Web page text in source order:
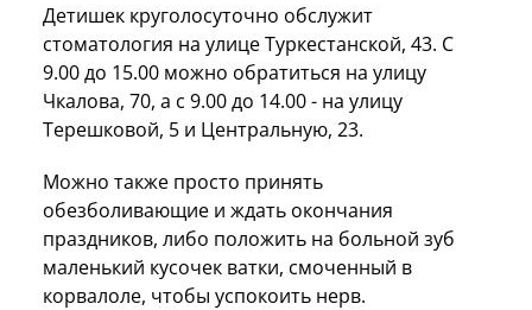
Детишек круголосуточно обслужит
стоматология на улице Туркестанской, 43. С
9.00 до 15.00 можно обратиться на улицу
Чкалова, 70, а с 9.00 до 14.00 - на улицу
Терешковой, 5 и Центральную, 23.
Можно также просто принять
обезболивающие и ждать окончания
праздников, либо положить на больной зуб
маленький кусочек ватки, смоченный в
корвалоле, чтобы успокоить нерв.